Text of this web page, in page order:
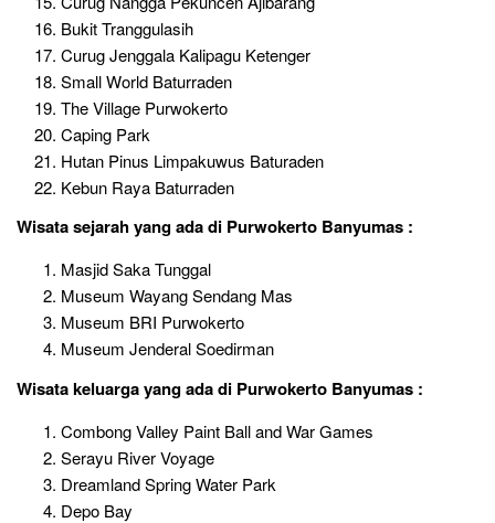
Bukit Tranggulasih
Curug Jenggala Kalipagu Ketenger
Small World Baturraden
The Village Purwokerto
Caping Park
Hutan Pinus Limpakuwus Baturaden
Kebun Raya Baturraden
Wisata sejarahyang ada di Purwokerto Banyumas :
Masjid Saka Tunggal
Museum Wayang Sendang Mas
Museum BRI Purwokerto
Museum Jenderal Soedirman
Wisata keluargayang ada di Purwokerto Banyumas :
Combong Valley Paint Ball and War Games
Serayu River Voyage
Dreamland Spring Water Park
Depo Bay